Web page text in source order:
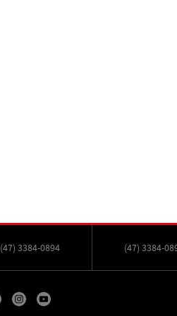
(47) 3384-0894 (47) 3384-